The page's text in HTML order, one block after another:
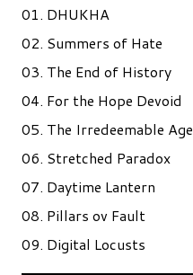
01. DHUKHA
02. Summers of Hate
03. The End of History
04. For the Hope Devoid
05. The Irredeemable Age
06. Stretched Paradox
07. Daytime Lantern
08. Pillars ov Fault
09. Digital Locusts